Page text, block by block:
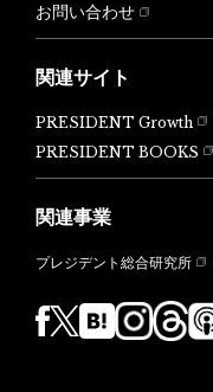
お問い合わせ
関連サイト
PRESIDENT Growth
PRESIDENT BOOKS
関連事業
プレジデント総合研究所